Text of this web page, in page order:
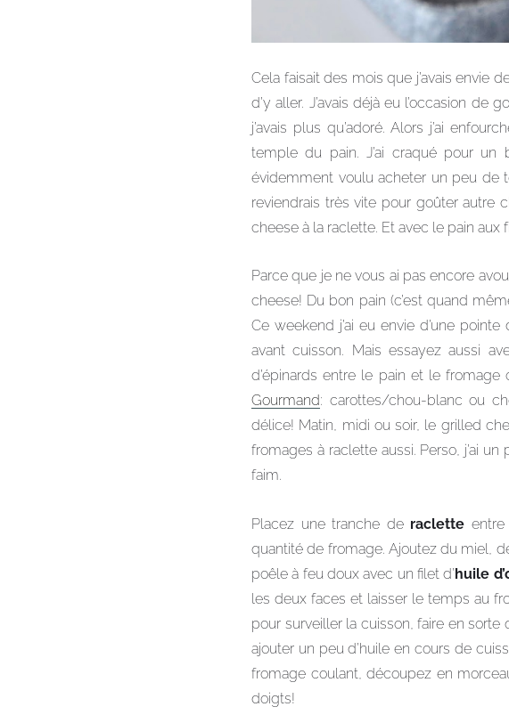
Cela faisait des mois que j’avais envie
d’y aller. J’avais déjà eu l’occasion
j’avais plus qu’adoré. Alors j’ai
temple du pain. J’ai craqué pour un
évidemment voulu acheter un peu de
reviendrais très vite pour goûter autre
cheese à la raclette. Et avec le pain aux
Parce que je ne vous ai pas encore
cheese! Du bon pain (c’est quand
Ce weekend j’ai eu envie d’une
avant cuisson. Mais essayez aussi
d’épinards entre le pain et le
Gourmand: carottes/chou-blanc ou
délice! Matin, midi ou soir, le grilled
fromages à raclette aussi. Perso, j’ai
faim.
Placez une tranche de raclette
quantité de fromage. Ajoutez du miel,
poêle à feu doux avec un filet d’huile
les deux faces et laisser le temps au
pour surveiller la cuisson, faire en sorte
ajouter un peu d’huile en cours de
fromage coulant, découpez en
doigts!